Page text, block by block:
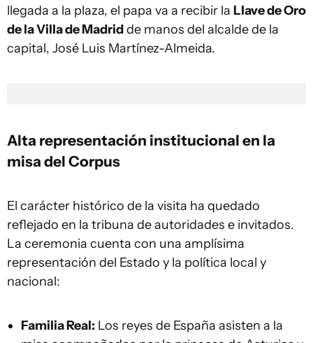
llegada a la plaza, el papa va a recibir la Llave de Oro
de la Villa de Madridde manos del alcalde de la
capital, José Luis Martínez-Almeida.
Alta representación institucional en la
misa del Corpus
El carácter histórico de la visita ha quedado
reflejado en la tribuna de autoridades e invitados.
La ceremonia cuenta con una amplísima
representación del Estado y la política local y
nacional:
Familia Real: Los reyes de España asisten a la